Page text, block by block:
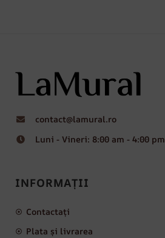
contact@lamural.ro
Luni - Vineri: 8:00 am - 4:00 pm
INFORMAȚII
Contactați
Plata și livrarea